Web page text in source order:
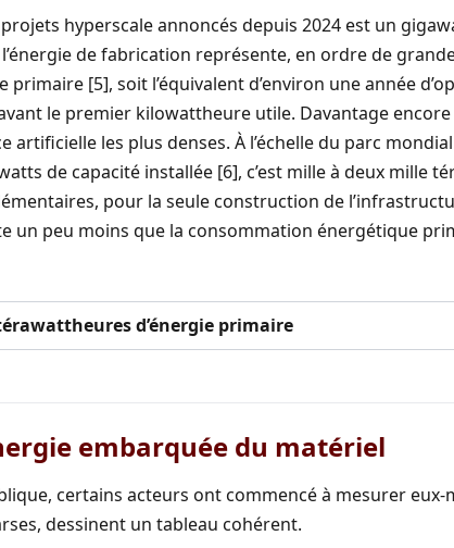
hyperscale annoncés depuis 2024 est un
de fabrication représente, en ordre de
primaire [5], soit l’équivalent d’environ une année
le premier kilowattheure utile. Davantage
artificielle les plus denses. À l’échelle du parc
de capacité installée [6], c’est mille à deux mille
pour la seule construction de
un peu moins que la consommation énergétique
d’énergie primaire
embarquée du matériel
certains acteurs ont commencé à mesurer eux-
dessinent un tableau cohérent.